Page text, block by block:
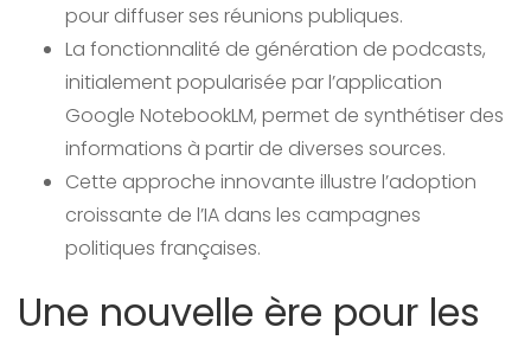
pour diffuser ses réunions publiques.
La fonctionnalité de génération de podcasts,
initialement popularisée par l’application
Google NotebookLM, permet de synthétiser des
informations à partir de diverses sources.
Cette approche innovante illustre l’adoption
croissante de l’IA dans les campagnes
politiques françaises.
Une nouvelle ère pour les